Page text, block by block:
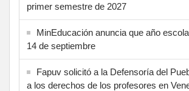
primer semestre de 2027
MinEducación anuncia que año
14 de septiembre
Fapuv solicitó a la Defensoría del
a los derechos de los profesores en